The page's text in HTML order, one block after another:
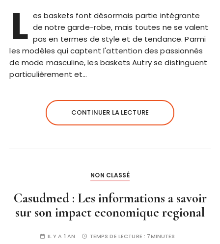
L es baskets font désormais partie intégrante
de notre garde-robe, mais toutes ne se valent
pas en termes de style et de tendance. Parmi
les modèles qui captent l'attention des passionnés
de mode masculine, les baskets Autry se distinguent
particulièrement et…
CONTINUER LA LECTURE
NON CLASSÉ
Casudmed : Les informations a savoir
sur son impact economique regional
IL Y A 1 AN TEMPS DE LECTURE : 7MINUTES